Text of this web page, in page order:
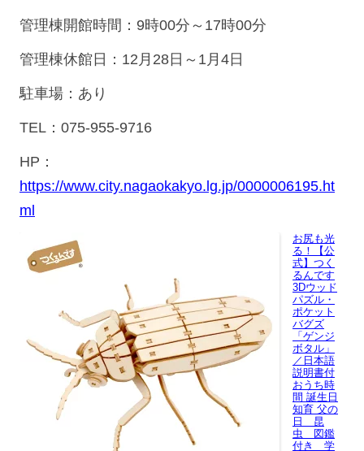
管理棟開館時間：9時00分～17時00分
管理棟休館日：12月28日～1月4日
駐車場：あり
TEL：075-955-9716
HP：
https://www.city.nagaokakyo.lg.jp/0000006195.ht
ml
お尻も光
る！【公
式】つく
るんです
3Dウッド
パズル・
ポケット
バグズ
「ゲンジ
ボタル」
／日本語
説明書付
おうち時
間 誕生日
知育 父の
日 昆
虫 図鑑
付き 学